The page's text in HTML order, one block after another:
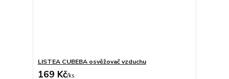
LISTEA CUBEBA osvěžovač vzduchu
169 Kč/ks